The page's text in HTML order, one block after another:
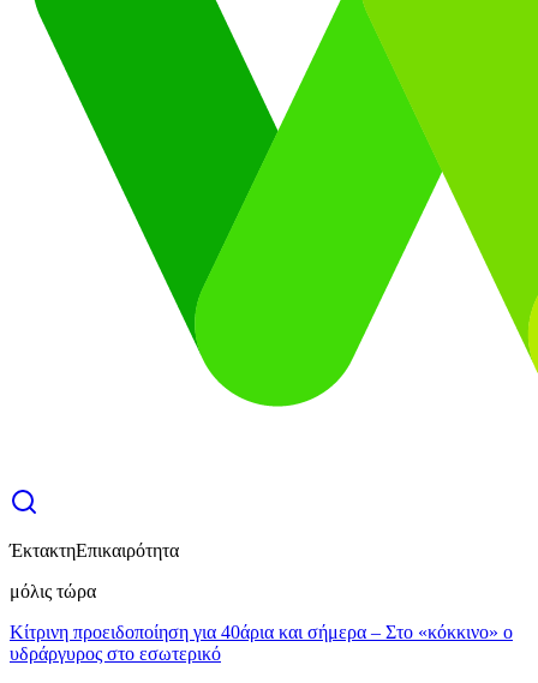
ΈκτακτηΕπικαιρότητα
μόλις τώρα
Κίτρινη προειδοποίηση για 40άρια και σήμερα – Στο «κόκκινο» ο
υδράργυρος στο εσωτερικό